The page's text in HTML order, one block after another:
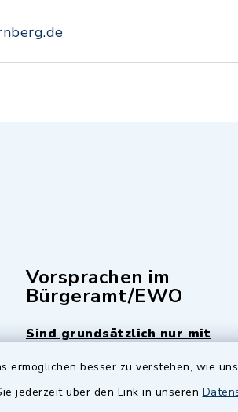
besser zu verstehen, wie
jederzeit über den Link in unseren
Vorsprachen im
Bürgeramt/EWO
Sind grundsätzlich nur mit
Das Bürgeramt/EWO/Standesamt
Mittwochs geschlossen.